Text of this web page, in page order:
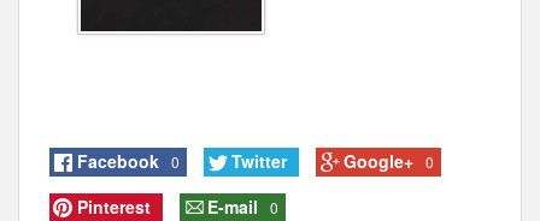
Facebook 0 Twitter Google+ 0
Pinterest E-mail 0